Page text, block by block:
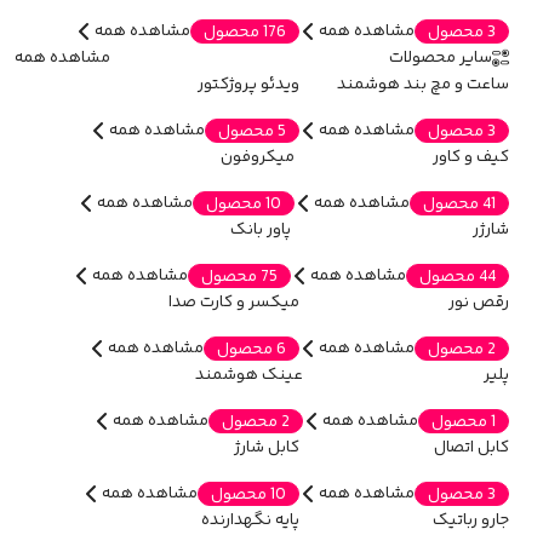
3 محصول
مشاهده همه
176 محصول
مشاهده همه
سایر محصولات
مشاهده همه
ساعت و مچ بند هوشمند
3 محصول
مشاهده همه
ویدئو پروژکتور
5 محصول
مشاهده همه
کیف و کاور
41 محصول
مشاهده همه
میکروفون
10 محصول
مشاهده همه
شارژر
44 محصول
مشاهده همه
پاور بانک
75 محصول
مشاهده همه
رقص نور
2 محصول
مشاهده همه
میکسر و کارت صدا
6 محصول
مشاهده همه
پلیر
1 محصول
مشاهده همه
عینک هوشمند
2 محصول
مشاهده همه
کابل اتصال
3 محصول
مشاهده همه
کابل شارژ
10 محصول
مشاهده همه
جارو رباتیک
پایه نگهدارنده